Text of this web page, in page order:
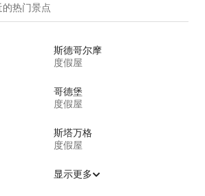
的热门景点
斯德哥尔摩
度假屋
哥德堡
度假屋
斯塔万格
度假屋
显示更多